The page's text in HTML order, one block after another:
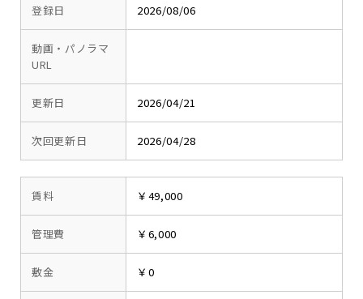
登録日 2026/08/06
動画・パノラマ
URL
更新日 2026/04/21
次回更新日 2026/04/28
賃料 ￥49,000
管理費 ￥6,000
敷金 ￥0